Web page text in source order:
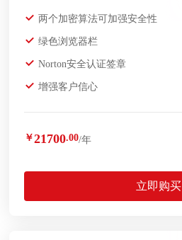
两个加密算法可加强安全性
绿色浏览器栏
Norton安全认证签章
增强客户信心
￥21700.00/年
立即购买